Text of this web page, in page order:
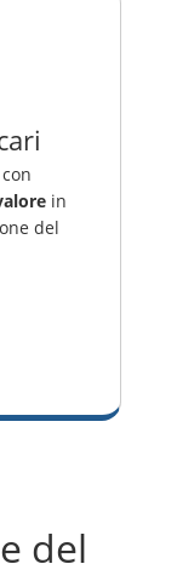
in
del
del